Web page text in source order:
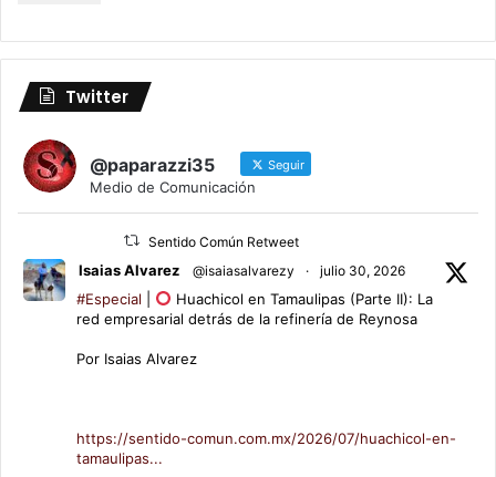
Twitter
@paparazzi35 Seguir
Medio de Comunicación
Sentido Común Retweet
Isaias Alvarez @isaiasalvarezy · julio 30, 2026
#Especial
Huachicol en Tamaulipas (Parte II): La
red empresarial detrás de la refinería de Reynosa
Por Isaias Alvarez
https://sentido-comun.com.mx/2026/07/huachicol-en-
tamaulipas...